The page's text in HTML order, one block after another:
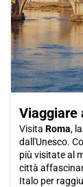
stress del
treno Italo ti
Bergamo,
pubblici.
Quindi, cosa
Bergamo e
Viaggiare
Visita Roma,
dall'Unesco.
più visitate al
città
Italo per